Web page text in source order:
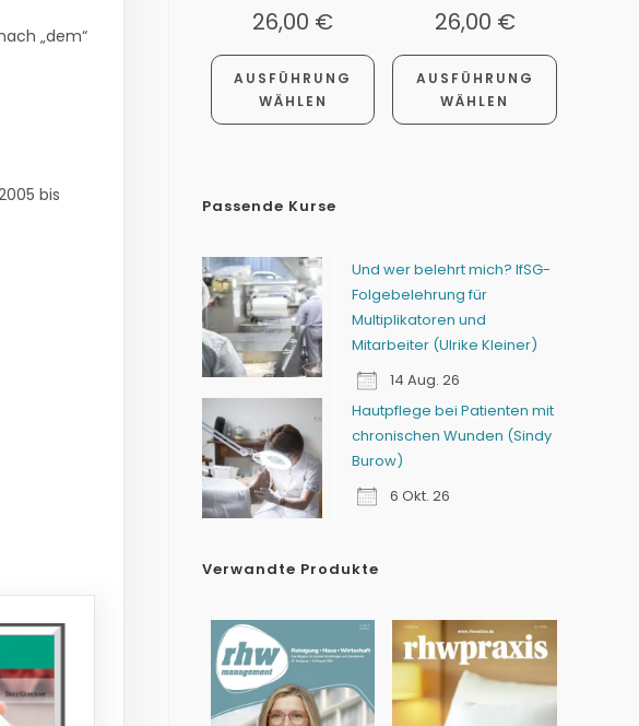
„dem“
bis
26,00 €
AUSFÜHRUNG
WÄHLEN
26,00 €
AUSFÜHRUNG
WÄHLEN
Passende Kurse
Und wer belehrt mich? IfSG-
Folgebelehrung für
Multiplikatoren und
Mitarbeiter (Ulrike Kleiner)
14 Aug. 26
Hautpflege bei Patienten mit
chronischen Wunden (Sindy
Burow)
6 Okt. 26
Verwandte Produkte